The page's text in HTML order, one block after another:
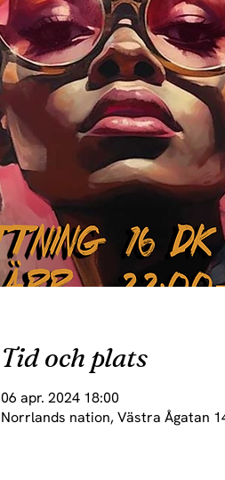
Tid och plats
06 apr. 2024 18:00
Norrlands nation, Västra Ågatan